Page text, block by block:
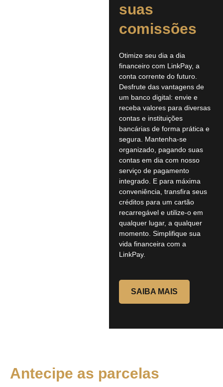
suas
comissões
Otimize seu dia a dia
financeiro com LinkPay, a
conta corrente do futuro.
Desfrute das vantagens de
um banco digital: envie e
receba valores para diversas
contas e instituições
bancárias de forma prática e
segura. Mantenha-se
organizado, pagando suas
contas em dia com nosso
serviço de pagamento
integrado. E para máxima
conveniência, transfira seus
créditos para um cartão
recarregável e utilize-o em
qualquer lugar, a qualquer
momento. Simplifique sua
vida financeira com a
LinkPay.
SAIBA MAIS
Antecipe as parcelas